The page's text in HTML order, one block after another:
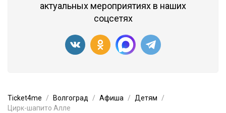
актуальных мероприятиях в наших
соцсетях
Ticket4me Волгоград Афиша
Детям
Цирк-шапито Алле